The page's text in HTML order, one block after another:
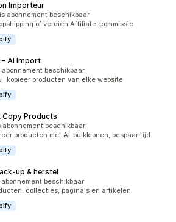
Importeur
abonnement beschikbaar
of verdien Affiliate-commissie
AI Import
abonnement beschikbaar
kopieer producten van elke website
Products
abonnement beschikbaar
producten met AI-bulkklonen, bespaar tijd
& herstel
beschikbaar
collecties, pagina's en artikelen.